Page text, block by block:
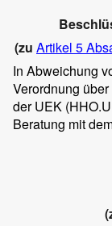
(zu Artikel 5
In Abweichung
Verordnung
der UEK
Beratung mit